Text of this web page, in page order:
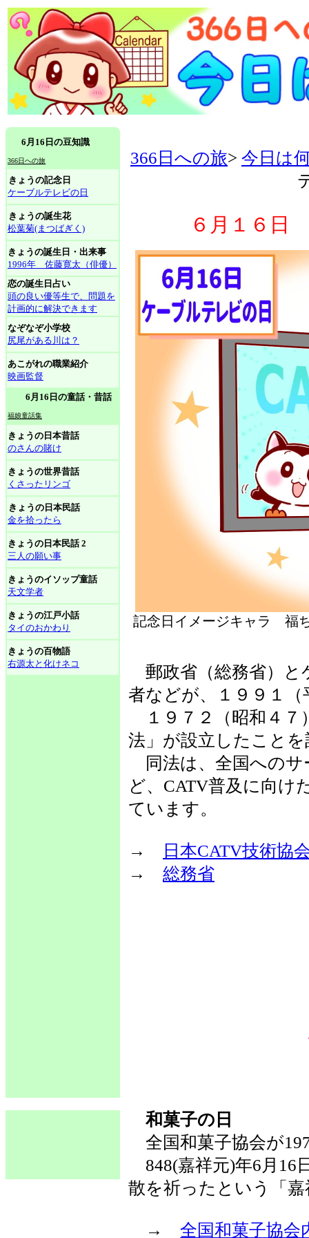
6月16日の豆知識
366日への旅
きょうの記念日
ケーブルテレビの日
きょうの誕生花
松葉菊(まつばぎく)
きょうの誕生日・出来事
1996年 佐藤寛太（俳優）
恋の誕生日占い
頭の良い優等生で、問題を
計画的に解決できます
なぞなぞ小学校
尻尾がある川は？
あこがれの職業紹介
映画監督
6月16日の童話・昔話
福娘童話集
きょうの日本昔話
のさんの賭け
きょうの世界昔話
くさったリンゴ
きょうの日本民話
金を拾ったら
きょうの日本民話 2
三人の願い事
きょうのイソップ童話
天文学者
きょうの江戸小話
タイのおかわり
きょうの百物語
右源太と化けネコ
366日への旅> 今日は
６月１６日
記念日イメージキャラ 福
郵政省（総務省）と
者などが、１９９１
１９７２（昭和４７
法」が設立したこと
同法は、全国へのサ
ど、CATV普及に向け
ています。
→
日本CATV技術協
→ 総務省
和菓子の日
全国和菓子協会が
848(嘉祥元)年6月16
散を祈ったという「
→ 全国和菓子協会